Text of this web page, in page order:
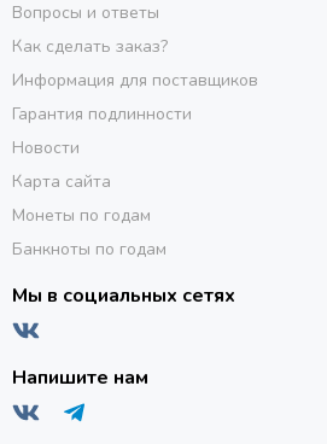
Вопросы и ответы
Как сделать заказ?
Информация для поставщиков
Гарантия подлинности
Новости
Карта сайта
Монеты по годам
Банкноты по годам
Мы в социальных сетях
Напишите нам